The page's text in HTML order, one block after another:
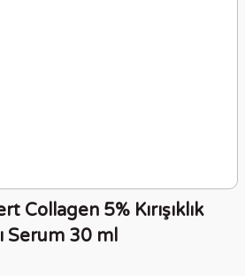
Collagen 5% Kırışıklık
Serum 30 ml